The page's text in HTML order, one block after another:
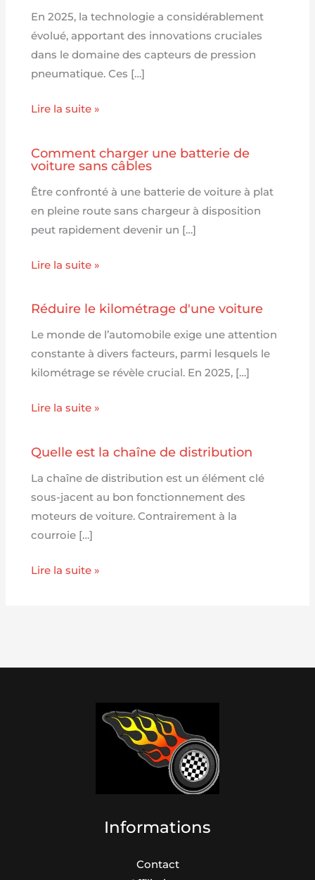
En 2025, la technologie a considérablement
évolué, apportant des innovations cruciales
dans le domaine des capteurs de pression
pneumatique. Ces […]
Lire la suite »
Comment charger une batterie de
voiture sans câbles
Être confronté à une batterie de voiture à plat
en pleine route sans chargeur à disposition
peut rapidement devenir un […]
Lire la suite »
Réduire le kilométrage d'une voiture
Le monde de l’automobile exige une attention
constante à divers facteurs, parmi lesquels le
kilométrage se révèle crucial. En 2025, […]
Lire la suite »
Quelle est la chaîne de distribution
La chaîne de distribution est un élément clé
sous-jacent au bon fonctionnement des
moteurs de voiture. Contrairement à la
courroie […]
Lire la suite »
Informations
Contact